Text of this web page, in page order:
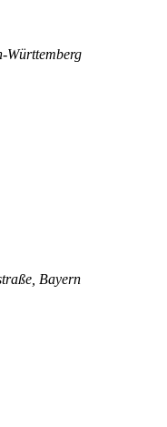
Württemberg
Bayern